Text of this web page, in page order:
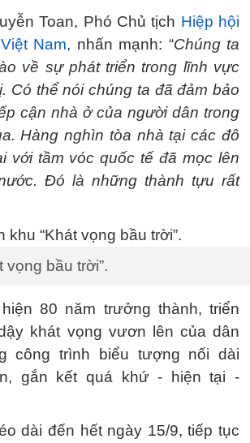
Toan, Phó Chủ tịch Hiệp hội
Nam, nhấn mạnh: “Chúng ta
về sự phát triển trong lĩnh vực
Có thể nói chúng ta đã đảm bảo
cận nhà ở của người dân trong
Hàng nghìn tòa nhà tại các đô
với tầm vóc quốc tế đã mọc lên
Đó là những thành tựu rất
vọng bầu trời”.
80 năm trưởng thành, triển
khát vọng vươn lên của dân
công trình biểu tượng nối dài
gắn kết quá khứ - hiện tại -
dài đến hết ngày 15/9, tiếp tục